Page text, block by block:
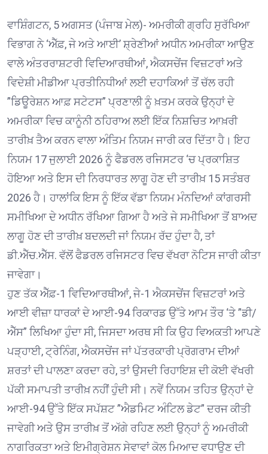
ਵਾਸ਼ਿੰਗਟਨ, 5 ਅਗਸਤ (ਪੰਜਾਬ ਮੇਲ)- ਅਮਰੀਕੀ ਗ੍ਰਹਿ ਸੁਰੱਖਿਆ
ਵਿਭਾਗ ਨੇ ‘ਐੱਫ਼, ਜੇ ਅਤੇ ਆਈ’ ਸ਼੍ਰੇਣੀਆਂ ਅਧੀਨ ਅਮਰੀਕਾ ਆਉਣ
ਵਾਲੇ ਅੰਤਰਰਾਸ਼ਟਰੀ ਵਿਦਿਆਰਥੀਆਂ, ਐਕਸਚੇਂਜ ਵਿਜ਼ਟਰਾਂ ਅਤੇ
ਵਿਦੇਸ਼ੀ ਮੀਡੀਆ ਪ੍ਰਤੀਨਿਧੀਆਂ ਲਈ ਦਹਾਕਿਆਂ ਤੋਂ ਚੱਲ ਰਹੀ
”ਡਿਊਰੇਸ਼ਨ ਆਫ਼ ਸਟੇਟਸ” ਪ੍ਰਣਾਲੀ ਨੂੰ ਖ਼ਤਮ ਕਰਕੇ ਉਨ੍ਹਾਂ ਦੇ
ਅਮਰੀਕਾ ਵਿਚ ਕਾਨੂੰਨੀ ਠਹਿਰਾਅ ਲਈ ਇੱਕ ਨਿਸ਼ਚਿਤ ਆਖ਼ਰੀ
ਤਾਰੀਖ਼ ਤੈਅ ਕਰਨ ਵਾਲਾ ਅੰਤਿਮ ਨਿਯਮ ਜਾਰੀ ਕਰ ਦਿੱਤਾ ਹੈ। ਇਹ
ਨਿਯਮ 17 ਜੁਲਾਈ 2026 ਨੂੰ ਫੈਡਰਲ ਰਜਿਸਟਰ ‘ਚ ਪ੍ਰਕਾਸ਼ਿਤ
ਹੋਇਆ ਅਤੇ ਇਸ ਦੀ ਨਿਰਧਾਰਤ ਲਾਗੂ ਹੋਣ ਦੀ ਤਾਰੀਖ਼ 15 ਸਤੰਬਰ
2026 ਹੈ। ਹਾਲਾਂਕਿ ਇਸ ਨੂੰ ਇੱਕ ਵੱਡਾ ਨਿਯਮ ਮੰਨਦਿਆਂ ਕਾਂਗਰਸੀ
ਸਮੀਖਿਆ ਦੇ ਅਧੀਨ ਰੱਖਿਆ ਗਿਆ ਹੈ ਅਤੇ ਜੇ ਸਮੀਖਿਆ ਤੋਂ ਬਾਅਦ
ਲਾਗੂ ਹੋਣ ਦੀ ਤਾਰੀਖ਼ ਬਦਲਦੀ ਜਾਂ ਨਿਯਮ ਰੱਦ ਹੁੰਦਾ ਹੈ, ਤਾਂ
ਡੀ.ਐੱਚ.ਐੱਸ. ਵੱਲੋਂ ਫੈਡਰਲ ਰਜਿਸਟਰ ਵਿਚ ਵੱਖਰਾ ਨੋਟਿਸ ਜਾਰੀ ਕੀਤਾ
ਜਾਵੇਗਾ।
ਹੁਣ ਤੱਕ ਐੱਫ਼-1 ਵਿਦਿਆਰਥੀਆਂ, ਜੇ-1 ਐਕਸਚੇਂਜ ਵਿਜ਼ਟਰਾਂ ਅਤੇ
ਆਈ ਵੀਜ਼ਾ ਧਾਰਕਾਂ ਦੇ ਆਈ-94 ਰਿਕਾਰਡ ਉੱਤੇ ਆਮ ਤੌਰ ‘ਤੇ ”ਡੀ/
ਐੱਸ” ਲਿਖਿਆ ਹੁੰਦਾ ਸੀ, ਜਿਸਦਾ ਅਰਥ ਸੀ ਕਿ ਉਹ ਵਿਅਕਤੀ ਆਪਣੇ
ਪੜ੍ਹਾਈ, ਟ੍ਰੇਨਿੰਗ, ਐਕਸਚੇਂਜ ਜਾਂ ਪੱਤਰਕਾਰੀ ਪ੍ਰੋਗਰਾਮ ਦੀਆਂ
ਸ਼ਰਤਾਂ ਦੀ ਪਾਲਣਾ ਕਰਦਾ ਰਹੇ, ਤਾਂ ਉਸਦੀ ਰਿਹਾਇਸ਼ ਦੀ ਕੋਈ ਵੱਖਰੀ
ਪੱਕੀ ਸਮਾਪਤੀ ਤਾਰੀਖ਼ ਨਹੀਂ ਹੁੰਦੀ ਸੀ। ਨਵੇਂ ਨਿਯਮ ਤਹਿਤ ਉਨ੍ਹਾਂ ਦੇ
ਆਈ-94 ਉੱਤੇ ਇੱਕ ਸਪੱਸ਼ਟ ”ਐਡਮਿਟ ਅੰਟਿਲ ਡੇਟ” ਦਰਜ ਕੀਤੀ
ਜਾਵੇਗੀ ਅਤੇ ਉਸ ਤਾਰੀਖ਼ ਤੋਂ ਅੱਗੇ ਰਹਿਣ ਲਈ ਉਨ੍ਹਾਂ ਨੂੰ ਅਮਰੀਕੀ
ਨਾਗਰਿਕਤਾ ਅਤੇ ਇਮੀਗ੍ਰੇਸ਼ਨ ਸੇਵਾਵਾਂ ਕੋਲ ਮਿਆਦ ਵਧਾਉਣ ਦੀ